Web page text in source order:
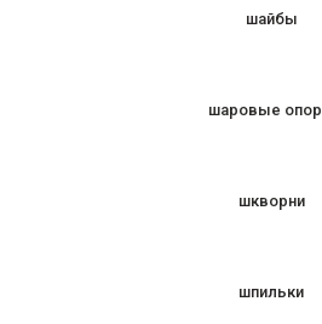
шайбы
шаровые
шкворни
шпильки